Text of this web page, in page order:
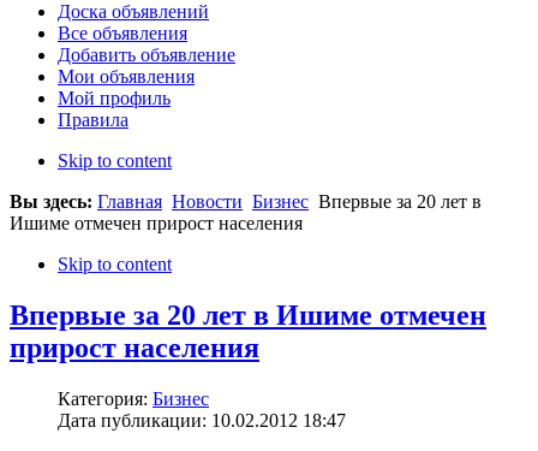
Доска объявлений
Все объявления
Добавить объявление
Мои объявления
Мой профиль
Правила
Skip to content
Вы здесь: Главная Новости Бизнес Впервые за 20 лет в
Ишиме отмечен прирост населения
Skip to content
Впервые за 20 лет в Ишиме отмечен
прирост населения
Категория: Бизнес
Дата публикации: 10.02.2012 18:47